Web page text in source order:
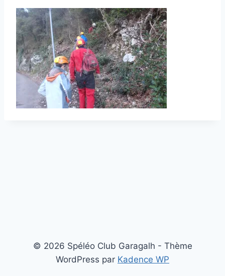
© 2026 Spéléo Club Garagalh - Thème
WordPress par Kadence WP